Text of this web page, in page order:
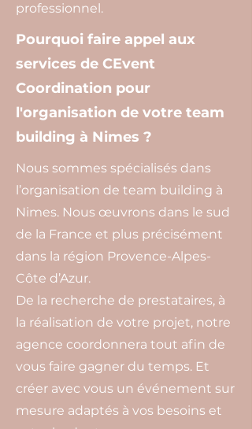
professionnel.
Pourquoi faire appel aux
services de CEvent
Coordination pour
l'organisation de votre team
building à Nimes ?
Nous sommes spécialisés dans
l’organisation de team building à
Nimes. Nous œuvrons dans le sud
de la France et plus précisément
dans la région Provence-Alpes-
Côte d’Azur.
De la recherche de prestataires, à
la réalisation de votre projet, notre
agence coordonnera tout afin de
vous faire gagner du temps. Et
créer avec vous un événement sur
mesure adaptés à vos besoins et